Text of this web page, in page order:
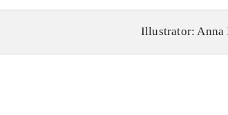
Illustrator: Anna